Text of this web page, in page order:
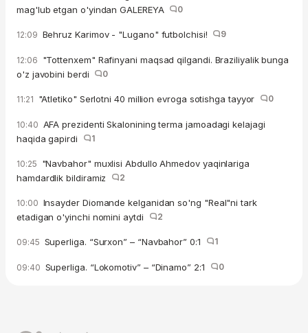
mag'lub etgan o'yindan GALEREYA
0
12:09 Behruz Karimov - "Lugano" futbolchisi! 9
12:06 "Tottenxem" Rafinyani maqsad qilgandi. Braziliyalik bunga
o'z javobini berdi
0
11:21 "Atletiko" Serlotni 40 million evroga sotishga tayyor 0
10:40 AFA prezidenti Skalonining terma jamoadagi kelajagi
haqida gapirdi
1
10:25 "Navbahor" muxlisi Abdullo Ahmedov yaqinlariga
hamdardlik bildiramiz
2
10:00 Insayder Diomande kelganidan so'ng "Real"ni tark
etadigan o'yinchi nomini aytdi
2
09:45 Superliga. “Surxon” – “Navbahor” 0:1 1
09:40 Superliga. “Lokomotiv” – “Dinamo” 2:1 0